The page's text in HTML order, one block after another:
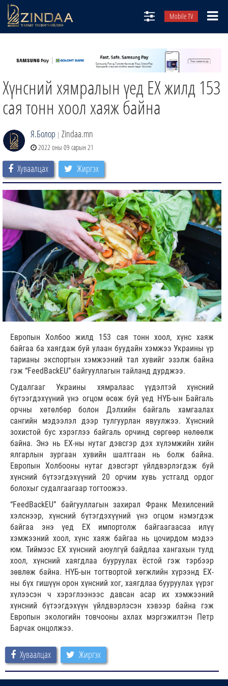
Mobile TV
ТВ8
ӨГЛӨӨНИЙ СОНИН
АУДИО ЗОХИОЛ
Хүнсний хямралын үед ЕХ жилд 153
сая тонн хоол хаяж байна
Я.Болор | Zindaa.mn
2022 оны 09 сарын 21
Хуваалцах Жиргэх
Европын Холбоо жилд 153 сая тонн хоол, хүнс хаяж
байгаа ба хаягдаж буй улаан буудайн хэмжээ Украины үр
тарианы экспортын хэмжээний тал хувийг эзэлж байна
гэж “FeedBackEU” байгууллагын тайланд дурджээ.
Судалгааг Украины хямралаас үүдэлтэй хүнсний
бүтээгдэхүүний үнэ огцом өсөж буй үед НҮБ-ын Байгаль
орчны хөтөлбөр болон Дэлхийн байгаль хамгаалах
сангийн мэдээлэл дээр тулгуурлан явуулжээ. Хүнсний
зохистой бус хэрэглээ байгаль орчинд сөргөөр нөлөөлж
байна. Энэ нь ЕХ-ны нутаг дэвсгэр дэх хүлэмжийн хийн
ялгарлын зургаан хувийн шалтгаан нь болж байна.
Европын Холбооны нутаг дэвсгэрт үйлдвэрлэгдэж буй
хүнсний бүтээгдэхүүний 20 орчим хувь устгалд ордог
болохыг судалгаагаар тогтоожээ.
“FeedBackEU” байгууллагын захирал Франк Мехилсений
хэлснээр, хүнсний бүтэгдэхүүний үнэ огцом нэмэгдэж
байгаа энэ үед ЕХ импортолж байгаагаасаа илүү
хэмжээний хоол, хүнс хаяж байгаа нь цочирдом мэдээ
юм. Тиймээс ЕХ хүнсний аюулгүй байдлаа хангахын тулд
хоол, хүнсний хаягдлаа бууруулах ёстой гэж тэрбээр
зөвлөж байна. НҮБ-ын тогтвортой хөгжлийн хүрээнд ЕХ-
ны бүх гишүүн орон хүнсний хог, хаягдлаа бууруулах үүрэг
хүлээсэн ч хэрэглээнээс давсан асар их хэмжээний
хүнсний бүтээгдэхүүн үйлдвэрлэсэн хэвээр байна гэж
Европын экологийн товчооны ахлах мэргэжилтэн Петр
Барчак онцолжээ.
Хуваалцах Жиргэх